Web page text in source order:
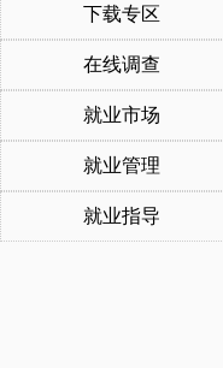
下载专区
在线调查
就业市场
就业管理
就业指导